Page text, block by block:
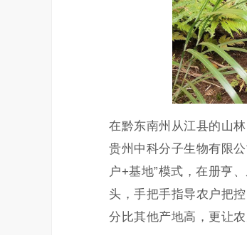
在黔东南州从江县的山
贵州中科分子生物有限
户+基地”模式，在册亨
头，手把手指导农户把
分比其他产地高，更让